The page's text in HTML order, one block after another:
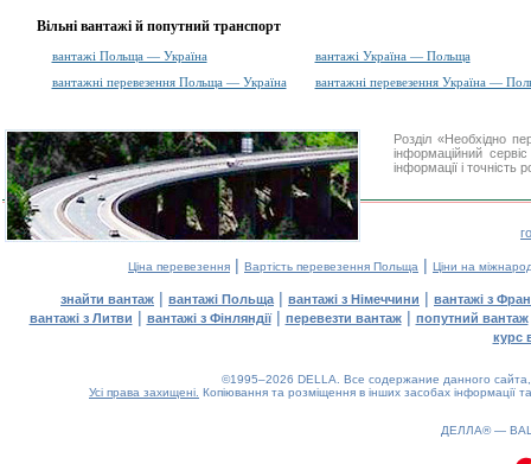
Вільні вантажі й попутний транспорт
вантажі Польща — Україна
вантажі Україна — Польща
вантажні перевезення Польща — Україна
вантажні перевезення Україна —
Розділ «Необхідно
інформаційний
інформації і
Ціна перевезення | Вартість перевезення Польща | Ціни на
знайти вантаж | вантажі Польща | вантажі з Німеччини | вантажі з
вантажі з Литви | вантажі з Фінляндії| перевезти вантаж| попутний вантаж
курс
©1995–2026 DELLA. Все содержание данного
Усі права захищені. Копіювання та розміщення в інших засобах інформації
ДЕЛЛА® —